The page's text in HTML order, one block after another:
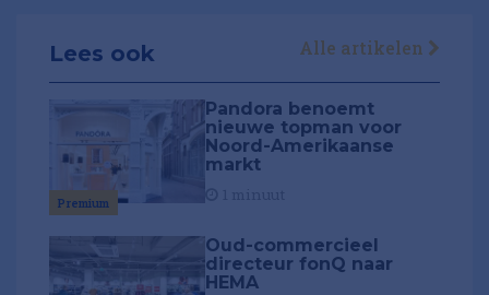
Lees ook Alle artikelen
Premium
Pandora benoemt
nieuwe topman voor
Noord-Amerikaanse
markt
Oud-commercieel
directeur fonQ naar
HEMA